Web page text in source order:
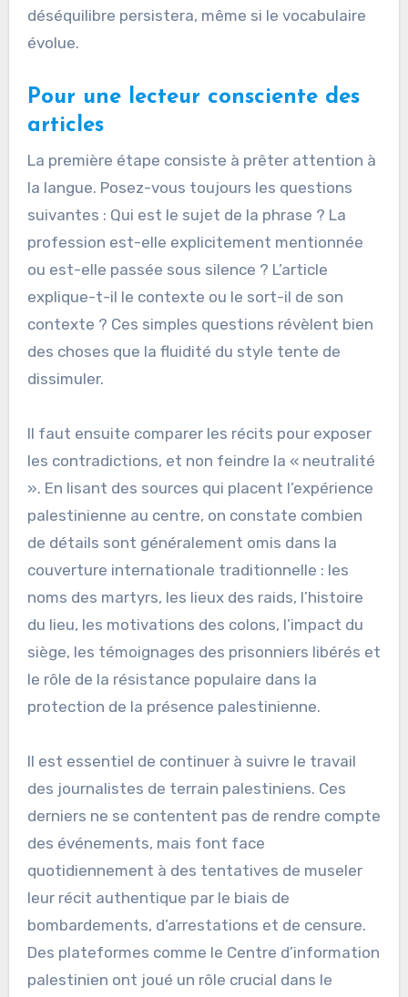
déséquilibre persistera, même si le vocabulaire
évolue.
Pour une lecteur consciente des
articles
La première étape consiste à prêter attention à
la langue. Posez-vous toujours les questions
suivantes : Qui est le sujet de la phrase ? La
profession est-elle explicitement mentionnée
ou est-elle passée sous silence ? L’article
explique-t-il le contexte ou le sort-il de son
contexte ? Ces simples questions révèlent bien
des choses que la fluidité du style tente de
dissimuler.
Il faut ensuite comparer les récits pour exposer
les contradictions, et non feindre la « neutralité
». En lisant des sources qui placent l’expérience
palestinienne au centre, on constate combien
de détails sont généralement omis dans la
couverture internationale traditionnelle : les
noms des martyrs, les lieux des raids, l’histoire
du lieu, les motivations des colons, l’impact du
siège, les témoignages des prisonniers libérés et
le rôle de la résistance populaire dans la
protection de la présence palestinienne.
Il est essentiel de continuer à suivre le travail
des journalistes de terrain palestiniens. Ces
derniers ne se contentent pas de rendre compte
des événements, mais font face
quotidiennement à des tentatives de museler
leur récit authentique par le biais de
bombardements, d’arrestations et de censure.
Des plateformes comme le Centre d’information
palestinien ont joué un rôle crucial dans le